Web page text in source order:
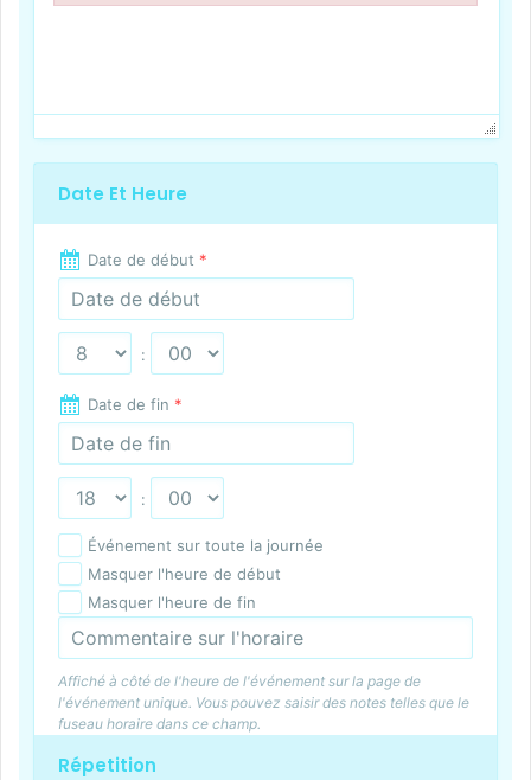
Date Et Heure
Date de début *
:
Date de fin *
:
Événement sur toute la journée
Masquer l'heure de début
Masquer l'heure de fin
Affiché à côté de l'heure de l'événement sur la page de
l'événement unique. Vous pouvez saisir des notes telles que le
fuseau horaire dans ce champ.
Répetition
Failed to initialize plugin: wplink